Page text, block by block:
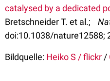
catalysed by a dedicated
Bretschneider T. et al.;
doi:10.1038/nature12588;
Bildquelle: Heiko S / flickr /